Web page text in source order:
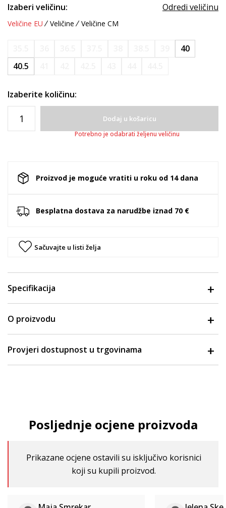
Izaberi veličinu: Odredi veličinu
Veličine EU Veličine Veličine CM
40
40.5
Izaberite količinu:
Dodaj u košaricu
Potrebno je odabrati željenu veličinu
Proizvod je moguće vratiti u roku od 14 dana
Besplatna dostava za narudžbe iznad 70 €
Sačuvajte u listi želja
Specifikacija
O proizvodu
Provjeri dostupnost u trgovinama
Posljednje ocjene proizvoda
Prikazane ocjene ostavili su isključivo korisnici
koji su kupili proizvod.